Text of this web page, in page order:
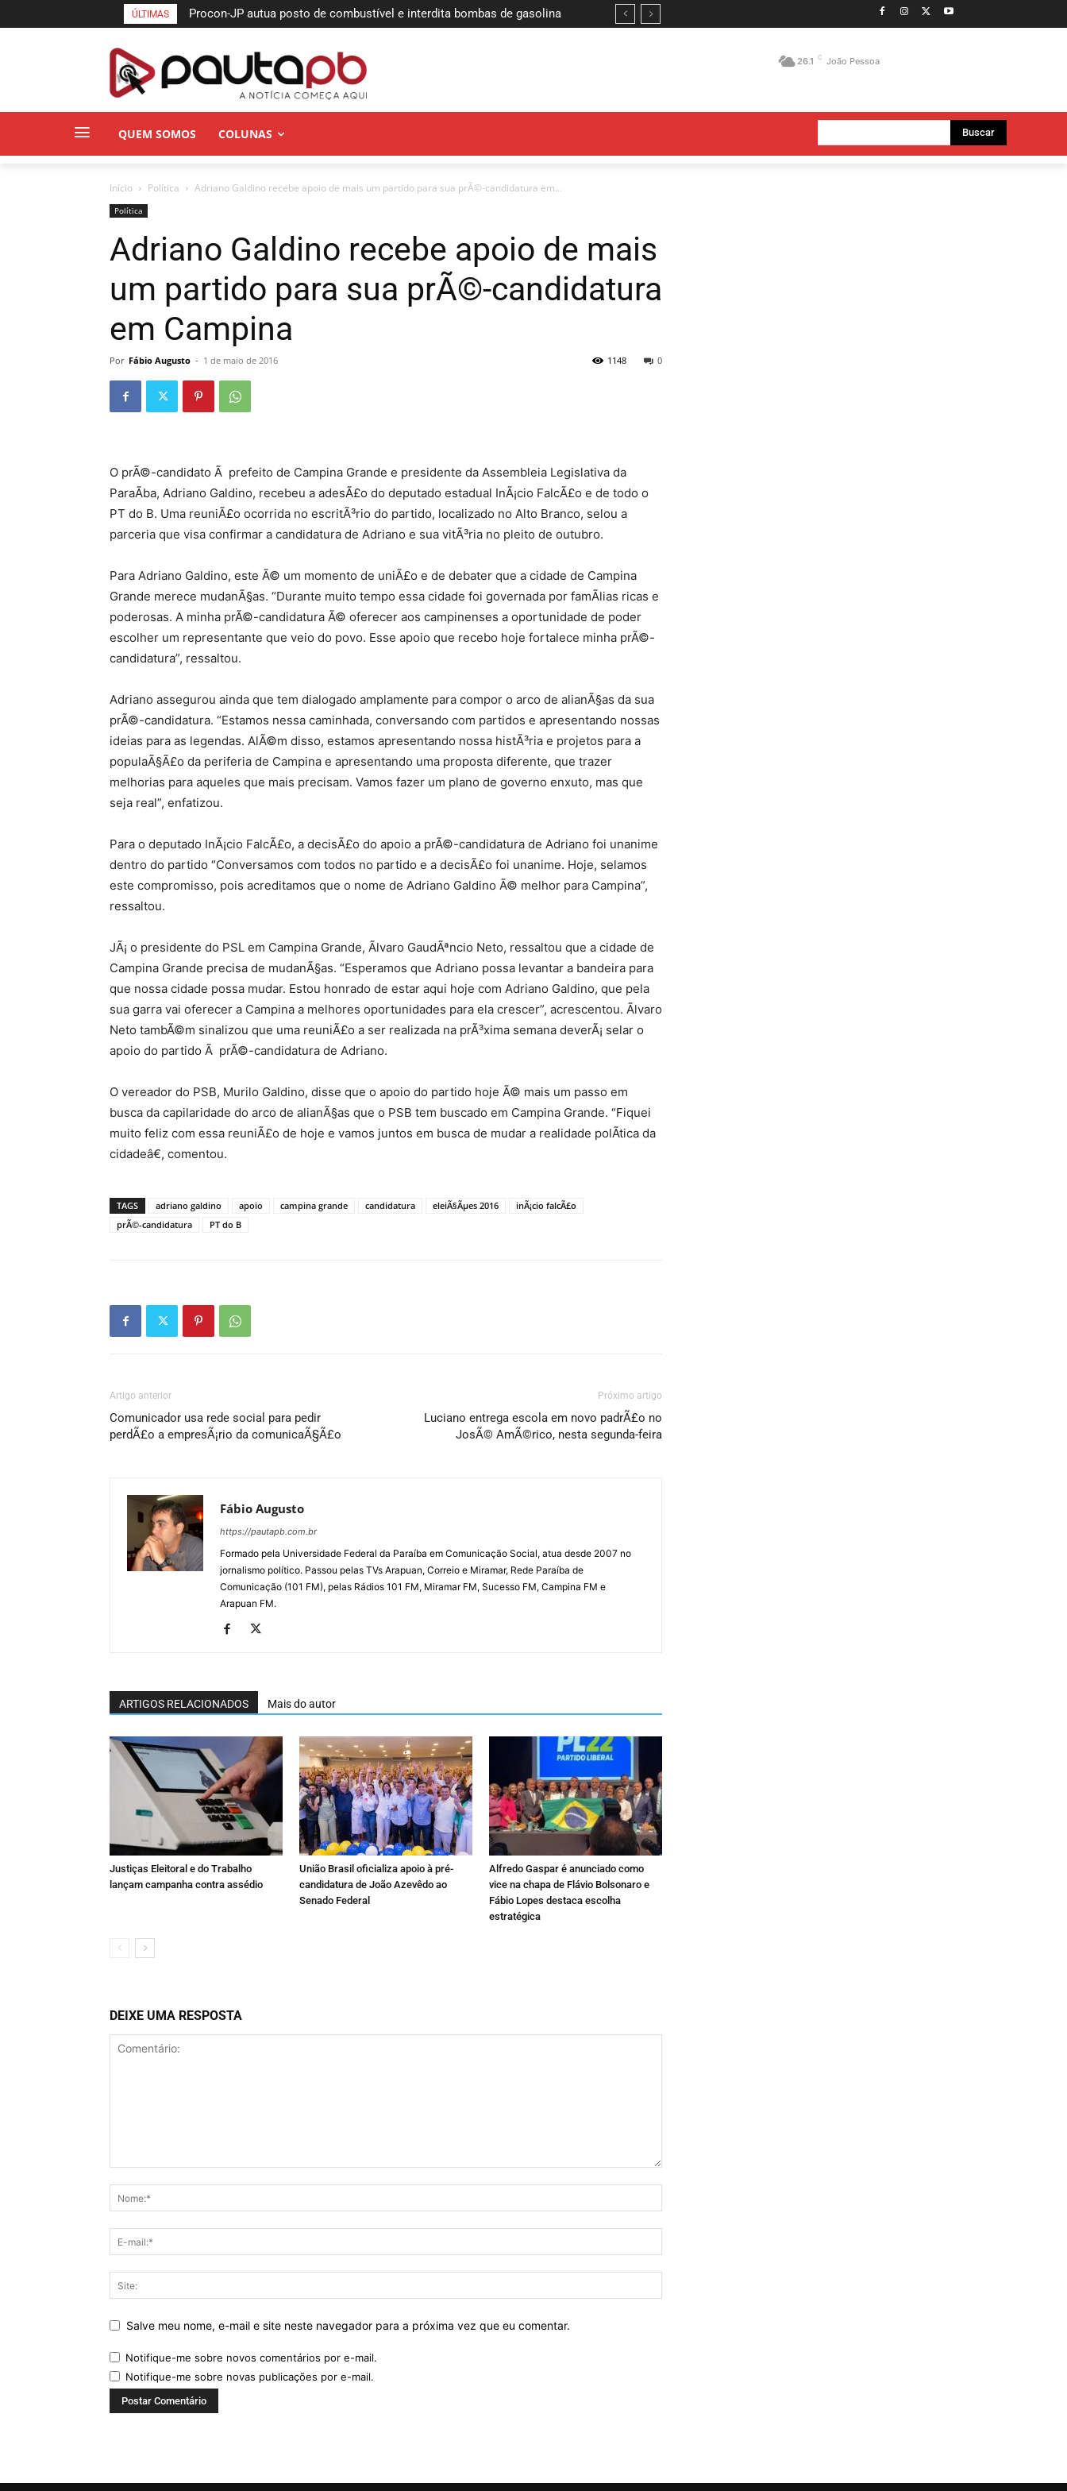
ÚLTIMAS
Procon-JP autua posto de combustível e interdita bombas de gasolina
26.1 C João Pessoa
QUEM SOMOS COLUNAS Buscar
Início Política Adriano Galdino recebe apoio de mais um partido para sua prÃ©-candidatura em...
Política
Adriano Galdino recebe apoio de mais
um partido para sua prÃ©-candidatura
em Campina
Por Fábio Augusto - 1 de maio de 2016 0
1148
O prÃ©-candidato Ã prefeito de Campina Grande e presidente da Assembleia Legislativa da
ParaÃ­ba, Adriano Galdino, recebeu a adesÃ£o do deputado estadual InÃ¡cio FalcÃ£o e de todo o
PT do B. Uma reuniÃ£o ocorrida no escritÃ³rio do partido, localizado no Alto Branco, selou a
parceria que visa confirmar a candidatura de Adriano e sua vitÃ³ria no pleito de outubro.
Para Adriano Galdino, este Ã© um momento de uniÃ£o e de debater que a cidade de Campina
Grande merece mudanÃ§as. “Durante muito tempo essa cidade foi governada por famÃ­lias ricas e
poderosas. A minha prÃ©-candidatura Ã© oferecer aos campinenses a oportunidade de poder
escolher um representante que veio do povo. Esse apoio que recebo hoje fortalece minha prÃ©-
candidatura”, ressaltou.
Adriano assegurou ainda que tem dialogado amplamente para compor o arco de alianÃ§as da sua
prÃ©-candidatura. “Estamos nessa caminhada, conversando com partidos e apresentando nossas
ideias para as legendas. AlÃ©m disso, estamos apresentando nossa histÃ³ria e projetos para a
populaÃ§Ã£o da periferia de Campina e apresentando uma proposta diferente, que trazer
melhorias para aqueles que mais precisam. Vamos fazer um plano de governo enxuto, mas que
seja real”, enfatizou.
Para o deputado InÃ¡cio FalcÃ£o, a decisÃ£o do apoio a prÃ©-candidatura de Adriano foi unanime
dentro do partido “Conversamos com todos no partido e a decisÃ£o foi unanime. Hoje, selamos
este compromisso, pois acreditamos que o nome de Adriano Galdino Ã© melhor para Campina”,
ressaltou.
JÃ¡ o presidente do PSL em Campina Grande, Ãlvaro GaudÃªncio Neto, ressaltou que a cidade de
Campina Grande precisa de mudanÃ§as. “Esperamos que Adriano possa levantar a bandeira para
que nossa cidade possa mudar. Estou honrado de estar aqui hoje com Adriano Galdino, que pela
sua garra vai oferecer a Campina a melhores oportunidades para ela crescer”, acrescentou. Ãlvaro
Neto tambÃ©m sinalizou que uma reuniÃ£o a ser realizada na prÃ³xima semana deverÃ¡ selar o
apoio do partido Ã prÃ©-candidatura de Adriano.
O vereador do PSB, Murilo Galdino, disse que o apoio do partido hoje Ã© mais um passo em
busca da capilaridade do arco de alianÃ§as que o PSB tem buscado em Campina Grande. “Fiquei
muito feliz com essa reuniÃ£o de hoje e vamos juntos em busca de mudar a realidade polÃ­tica da
cidadeâ€, comentou.
TAGS adriano galdino apoio campina grande candidatura eleiÃ§Ãµes 2016
inÃ¡cio falcÃ£o
prÃ©-candidatura
PT do B
Artigo anterior
Comunicador usa rede social para pedir
perdÃ£o a empresÃ¡rio da comunicaÃ§Ã£o
Próximo artigo
Luciano entrega escola em novo padrÃ£o no
JosÃ© AmÃ©rico, nesta segunda-feira
Fábio Augusto
https://pautapb.com.br
Formado pela Universidade Federal da Paraíba em Comunicação Social, atua desde 2007 no
jornalismo político. Passou pelas TVs Arapuan, Correio e Miramar, Rede Paraíba de
Comunicação (101 FM), pelas Rádios 101 FM, Miramar FM, Sucesso FM, Campina FM e
Arapuan FM.
ARTIGOS RELACIONADOS Mais do autor
Justiças Eleitoral e do Trabalho
lançam campanha contra assédio
União Brasil oficializa apoio à pré-
candidatura de João Azevêdo ao
Senado Federal
Alfredo Gaspar é anunciado como
vice na chapa de Flávio Bolsonaro e
Fábio Lopes destaca escolha
estratégica
DEIXE UMA RESPOSTA
Salve meu nome, e-mail e site neste navegador para a próxima vez que eu comentar.
Notifique-me sobre novos comentários por e-mail.
Notifique-me sobre novas publicações por e-mail.